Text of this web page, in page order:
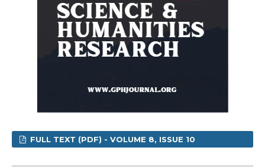
FULL TEXT (PDF) - VOLUME 8, ISSUE 10